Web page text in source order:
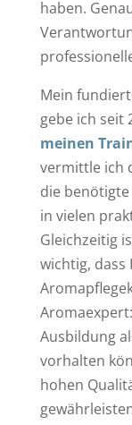
haben.
Mein
gebe ich seit
meinen
vermittle ich
die
in vielen
Gleichzeitig
wichtig,
Ausbildung
vorhalten
hohen